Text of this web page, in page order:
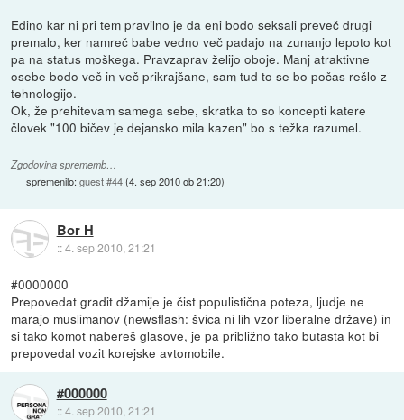
Edino kar ni pri tem pravilno je da eni bodo seksali preveč drugi
premalo, ker namreč babe vedno več padajo na zunanjo lepoto kot
pa na status moškega. Pravzaprav želijo oboje. Manj atraktivne
osebe bodo več in več prikrajšane, sam tud to se bo počas rešlo z
tehnologijo.
Ok, že prehitevam samega sebe, skratka to so koncepti katere
človek "100 bičev je dejansko mila kazen" bo s težka razumel.
Zgodovina sprememb…
spremenilo:guest #44(4. sep 2010 ob 21:20)
Bor H
::4. sep 2010, 21:21
#0000000
Prepovedat gradit džamije je čist populistična poteza, ljudje ne
marajo muslimanov (newsflash: švica ni lih vzor liberalne države) in
si tako komot nabereš glasove, je pa približno tako butasta kot bi
prepovedal vozit korejske avtomobile.
#000000
::4. sep 2010, 21:21